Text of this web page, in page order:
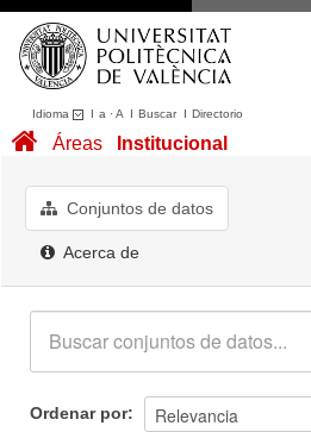
Idioma I a ·A I BuscarI Directorio
Conjuntos de datos
Acerca de
Áreas Institucional
Conjuntos de datos
Acerca de
Ordenar por